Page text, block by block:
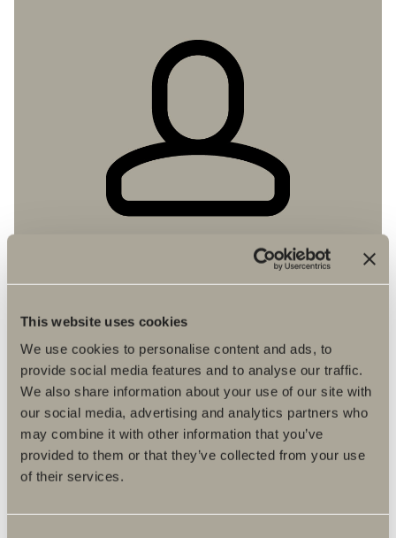
This website uses cookies
We use cookies to personalise content and ads, to
provide social media features and to analyse our traffic.
We also share information about your use of our site with
our social media, advertising and analytics partners who
may combine it with other information that you’ve
provided to them or that they’ve collected from your use
of their services.
Orderhistorik på tidigare lagda
order
I Badrumsportalen kan du följa dina lagda order i
orderhistoriken. Orderhistoriken uppdateras
dagligen och du kan snabbt och enkelt göra en
ombeställning på redan lagd order.